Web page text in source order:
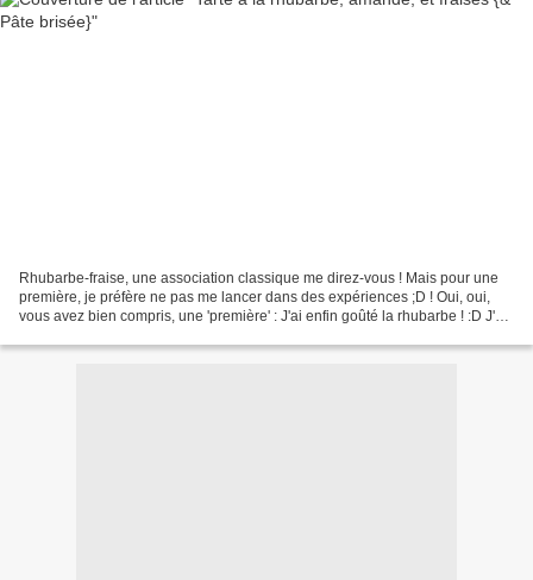
Rhubarbe-fraise, une association classique me direz-vous ! Mais pour une
première, je préfère ne pas me lancer dans des expériences ;D ! Oui, oui,
vous avez bien compris, une 'première' : J'ai enfin goûté la rhubarbe ! :D J'en